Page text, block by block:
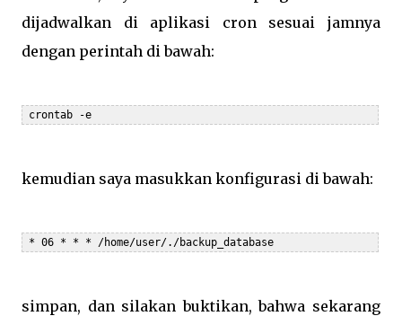
dijadwalkan di aplikasi cron sesuai jamnya
dengan perintah di bawah:
crontab -e
kemudian saya masukkan konfigurasi di bawah:
* 06 * * * /home/user/./backup_database
simpan, dan silakan buktikan, bahwa sekarang